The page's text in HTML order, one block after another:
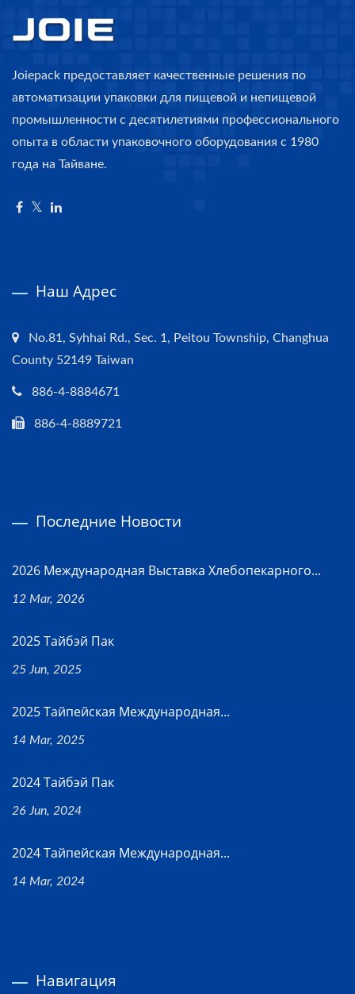
Joiepack предоставляет качественные решения по
автоматизации упаковки для пищевой и непищевой
промышленности с десятилетиями профессионального
опыта в области упаковочного оборудования с 1980
года на Тайване.
Наш Адрес
No.81, Syhhai Rd., Sec. 1, Peitou Township, Changhua
County 52149 Taiwan
886-4-8884671
886-4-8889721
Последние Новости
2026 Международная Выставка Хлебопекарного...
12 Mar, 2026
2025 Тайбэй Пак
25 Jun, 2025
2025 Тайпейская Международная...
14 Mar, 2025
2024 Тайбэй Пак
26 Jun, 2024
2024 Тайпейская Международная...
14 Mar, 2024
Навигация